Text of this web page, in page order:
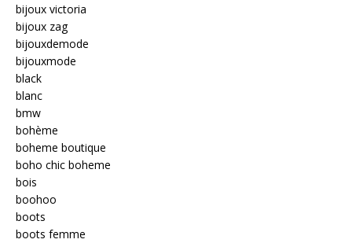
bijoux victoria
bijoux zag
bijouxdemode
bijouxmode
black
blanc
bmw
bohème
boheme boutique
boho chic boheme
bois
boohoo
boots
boots femme